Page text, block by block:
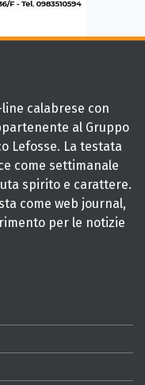
calabrese con
al Gruppo
Lefosse. La testata
come settimanale
spirito e carattere.
come web journal,
per le notizie